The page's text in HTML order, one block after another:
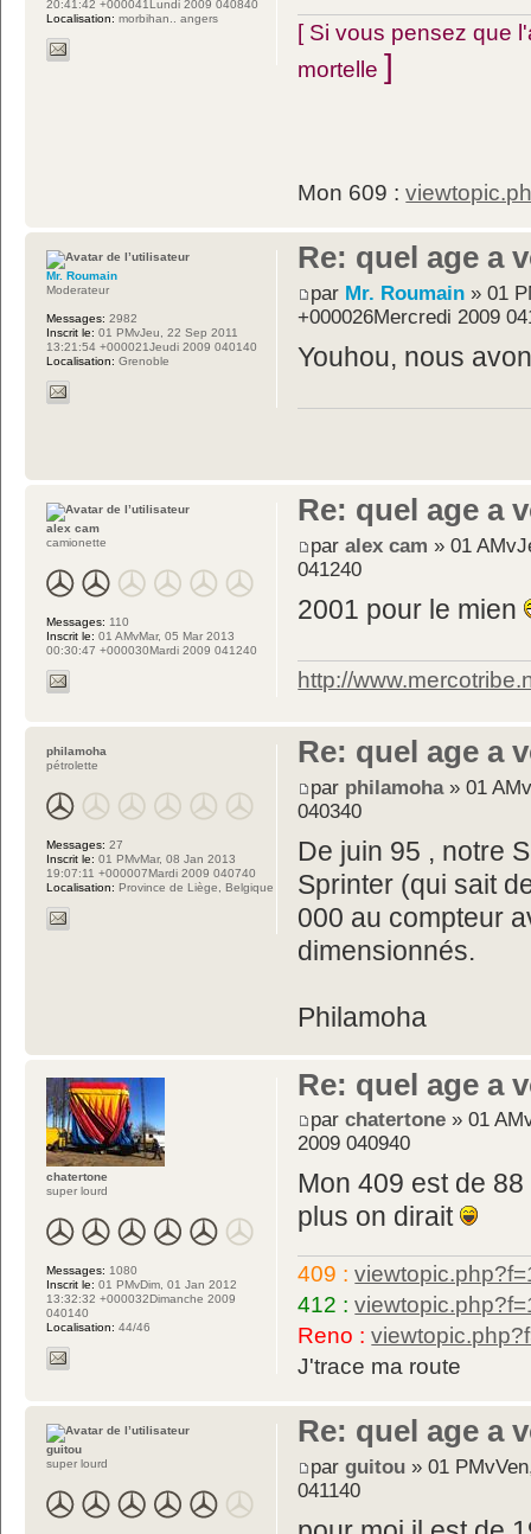
[ Si vous pensez que
mortelle ]
Mon 609 :
20:41:42 +000041Lundi 2009 040840
Localisation: morbihan.. angers
Re: quel age a
par Mr. Roumain » 01
+000026Mercredi 2009
Youhou, nous
Mr. Roumain
Moderateur
Messages: 2982
Inscrit le: 01 PMvJeu, 22 Sep 2011
13:21:54 +000021Jeudi 2009 040140
Localisation: Grenoble
Re: quel age a
paralex cam » 01
041240
2001 pour le mien
http://
alex cam
camionette
Messages: 110
Inscrit le: 01 AMvMar, 05 Mar 2013
00:30:47 +000030Mardi 2009 041240
Re: quel age a
par philamoha» 01
040340
De juin 95 , notre
Sprinter (qui sait
000 au compteur
dimensionnés.
Philamoha
philamoha
pétrolette
Messages: 27
Inscrit le: 01 PMvMar, 08 Jan 2013
19:07:11 +000007Mardi 2009 040740
Localisation: Province de Liège, Belgique
Re: quel age a
parchatertone » 01
2009 040940
Mon 409 est de
plus on dirait
409 :
412 :
Reno :
J'trace ma route
chatertone
super lourd
Messages: 1080
Inscrit le: 01 PMvDim, 01 Jan 2012
13:32:32 +000032Dimanche 2009
040140
Localisation: 44/46
Re: quel age a
parguitou » 01
041140
guitou
super lourd